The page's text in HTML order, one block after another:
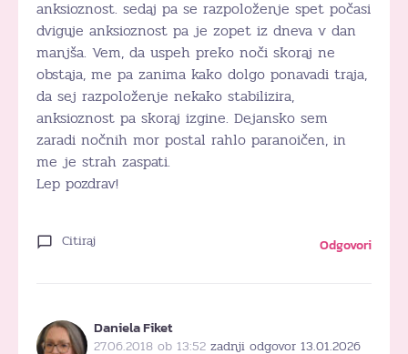
anksioznost. sedaj pa se razpoloženje spet počasi
dviguje anksioznost pa je zopet iz dneva v dan
manjša. Vem, da uspeh preko noči skoraj ne
obstaja, me pa zanima kako dolgo ponavadi traja,
da sej razpoloženje nekako stabilizira,
anksioznost pa skoraj izgine. Dejansko sem
zaradi nočnih mor postal rahlo paranoičen, in
me je strah zaspati.
Lep pozdrav!
Citiraj Odgovori
Daniela Fiket
27.06.2018 ob 13:52 zadnji odgovor 13.01.2026